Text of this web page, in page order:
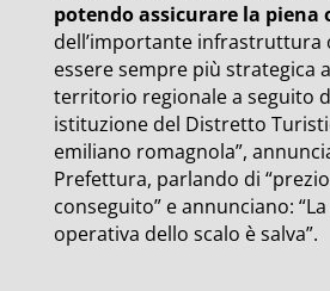
potendo assicurare la piena
dell’importante infrastruttura
essere sempre più strategica
territorio regionale a seguito
istituzione del Distretto
emiliano romagnola”,
Prefettura, parlando di
conseguito” e annunciano:
operativa dello scalo è salva”.